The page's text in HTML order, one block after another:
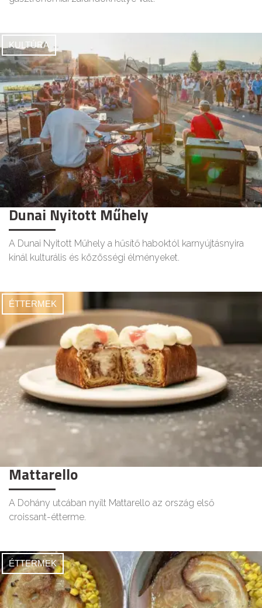
KULTÚRA
Dunai Nyitott Műhely
A Dunai Nyitott Műhely a hűsítő haboktól karnyújtásnyira
kínál kulturális és közösségi élményeket.
ÉTTERMEK
Mattarello
A Dohány utcában nyílt Mattarello az ország első
croissant-étterme.
ÉTTERMEK